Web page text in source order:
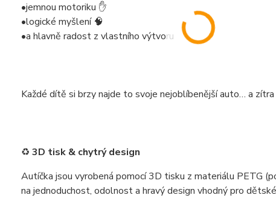
•jemnou motoriku ✋
•logické myšlení 🧠
•a hlavně radost z vlastního výtvoru
Každé dítě si brzy najde to svoje nejoblíbenější auto… a
♻️ 3D tisk & chytrý design
Autíčka jsou vyrobená pomocí 3D tisku z materiálu PETG
na jednoduchost, odolnost a hravý design vhodný pro